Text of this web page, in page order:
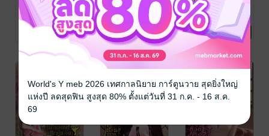
ของท่านอ๋อง
อำมหิต
เกดกันยา
Mylovenovel
นิยายรักจีนโบราณ
ค่ะ นางร้ายจะ
เดิน ยุค 70
เกดกันยา/
Mylovenovel
นิยายรักจีนโบราณ
5 Rating
มิติมาเป็น
ภรรยานาย
ทหาร ยุค 80
เกดกันยา
Mylovenovel
นิยายรักจีนโบราณ
6 Rating
World's Y meb 2026 เทศกาลนิยาย การ์ตูนวาย สุดยิ่งใหญ่
แห่งปี ลดสุดฟิน สูงสุด 80% ตั้งแต่วันที่ 31 ก.ค. - 16 ส.ค.
69